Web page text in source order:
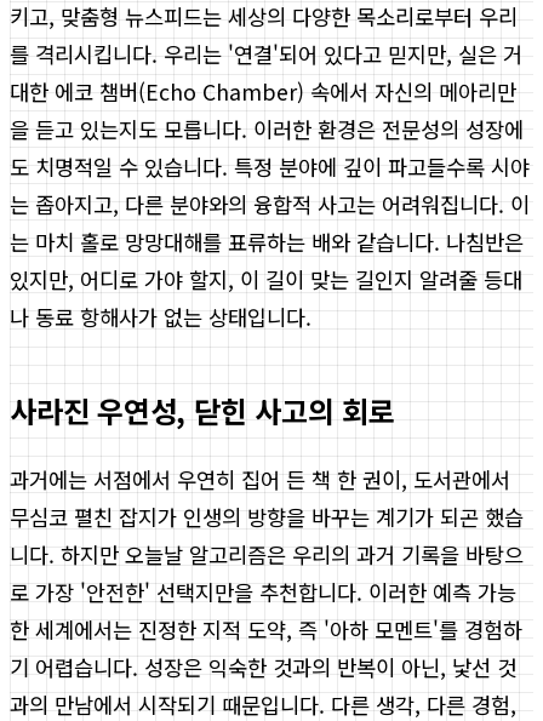
키고, 맞춤형 뉴스피드는 세상의 다양한 목소리로부터 우리
를 격리시킵니다. 우리는 '연결'되어 있다고 믿지만, 실은 거
대한 에코 챔버(Echo Chamber) 속에서 자신의 메아리만
을 듣고 있는지도 모릅니다. 이러한 환경은 전문성의 성장에
도 치명적일 수 있습니다. 특정 분야에 깊이 파고들수록 시야
는 좁아지고, 다른 분야와의 융합적 사고는 어려워집니다. 이
는 마치 홀로 망망대해를 표류하는 배와 같습니다. 나침반은
있지만, 어디로 가야 할지, 이 길이 맞는 길인지 알려줄 등대
나 동료 항해사가 없는 상태입니다.
사라진 우연성, 닫힌 사고의 회로
과거에는 서점에서 우연히 집어 든 책 한 권이, 도서관에서
무심코 펼친 잡지가 인생의 방향을 바꾸는 계기가 되곤 했습
니다. 하지만 오늘날 알고리즘은 우리의 과거 기록을 바탕으
로 가장 '안전한' 선택지만을 추천합니다. 이러한 예측 가능
한 세계에서는 진정한 지적 도약, 즉 '아하 모멘트'를 경험하
기 어렵습니다. 성장은 익숙한 것과의 반복이 아닌, 낯선 것
과의 만남에서 시작되기 때문입니다. 다른 생각, 다른 경험,